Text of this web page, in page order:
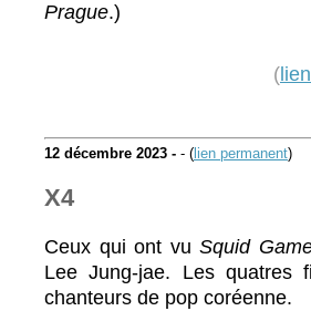
Prague.)
(
12 décembre 2023 - - ( lien permanent)
X4
Ceux qui ont vu Squid
Lee Jung-jae. Les quatres
chanteurs de pop coréenne.